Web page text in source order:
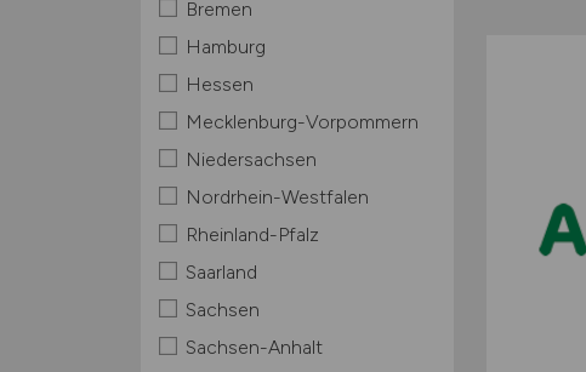
Bremen
Hamburg
Hessen
Mecklenburg-Vorpommern
Niedersachsen
Nordrhein-Westfalen
Rheinland-Pfalz
Saarland
Sachsen
Sachsen-Anhalt